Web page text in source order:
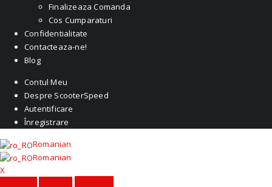
Finalizeaza Comanda
Cos Cumparaturi
Confidentialitate
Contacteaza-ne!
Blog
Contul Meu
Despre ScooterSpeed
Autentificare
Înregistrare
Romanian
Romanian
X